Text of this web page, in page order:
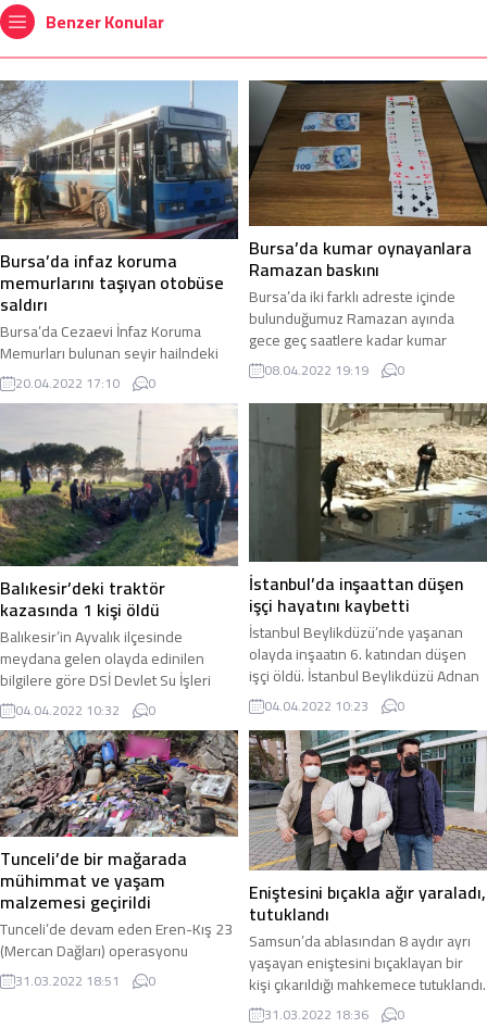
Benzer Konular
Bursa’da infaz koruma
memurlarını taşıyan otobüse
saldırı
Bursa’da Cezaevi İnfaz Koruma
Memurları bulunan seyir hailndeki
otobüse saldırı gerçekleştirildi.
Bombalı saldırıda otobüs yanarken 1
kişi öldü 4 kişi de yaralandı. Bursa’da
Minareli Çavuş Mahallesi’ndeki E Tipi
Kapalı Cezaevi personeli ve İnfaz
Koruma Memurları bulunan servis
aracı Osmangazi ilçesi Yeni Karaman
mevkisi yakınlarındaki akaryakıt
istasyonuna yakınına döşenen el
yapımı...
20.04.2022 17:10 0
Bursa’da kumar oynayanlara
Ramazan baskını
Bursa’da iki farklı adreste içinde
bulunduğumuz Ramazan ayında
gece geç saatlere kadar kumar
oynandığı ihbarı alan polis ekipleri
adreslere baskın düzenledi.
Bursa’nın merkez Osmangazi
ilçesine bağlı iki mahallede Ulu ve
Bağlarbaşı Mahallesi mevkiinde
bulunan işyerlerinde geç saatlere
kadar kumar oynandığına dair
aldıkları ihbarı değerlendiren Asayiş
Şube Müdürlüğü ekipleri ihbarlarda
belirtilen...
08.04.2022 19:19 0
Balıkesir’deki traktör
kazasında 1 kişi öldü
Balıkesir’in Ayvalık ilçesinde
meydana gelen olayda edinilen
bilgilere göre DSİ Devlet Su İşleri
Drenaj Kanalı’na düşerek traktörün
altında kalan sürücü olay yerinde
hayatını kaybetti. Balıkesir’in Ayvalık
ilçesine bağlı Altınova Mahallesi’nde
çiftçilikle uğraşan Tamer Kalkan isimli
vatandaş Sahli Yolu üzerinde
traktörü ile seyir halindeyken Drenaj
Kanalı’na devrildi. Drenaj Kanalı’na
devrilen traktörün...
04.04.2022 10:32 0
İstanbul’da inşaattan düşen
işçi hayatını kaybetti
İstanbul Beylikdüzü’nde yaşanan
olayda inşaatın 6. katından düşen
işçi öldü. İstanbul Beylikdüzü Adnan
Kahveci Mahallesi Yavuz Sultan Selim
Bulvarı üzerinde bulunan bir site
inşaatında dün saat 13:30
sıralarında meydana gelen olayda
inşaatta çalışan ve ismi
belirlenemeyen bir işçi dengesini
kaybederek inşaatın 6. katından
aşağıya düştü. Olayı fark eden
inşaattaki diğer...
04.04.2022 10:23 0
Tunceli’de bir mağarada
mühimmat ve yaşam
malzemesi geçirildi
Tunceli’de devam eden Eren-Kış 23
(Mercan Dağları) operasyonu
sırasında Ovacık kırsalındaki bir
mağarada bölücü terör örgütü PKK’ya
31.03.2022 18:51 0
Eniştesini bıçakla ağır yaraladı,
tutuklandı
Samsun’da ablasından 8 aydır ayrı
yaşayan eniştesini bıçaklayan bir
kişi çıkarıldığı mahkemece tutuklandı.
Olay, Samsun’un İlkadım ilçesi ...
31.03.2022 18:36 0